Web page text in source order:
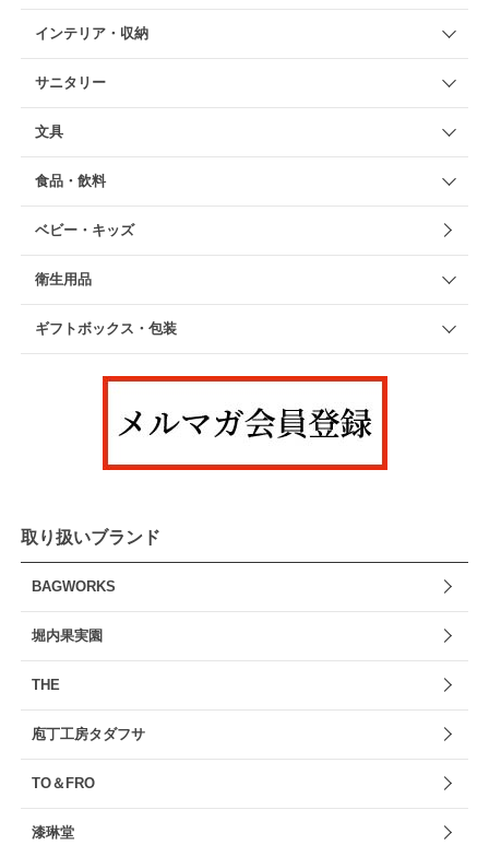
インテリア・収納
サニタリー
文具
食品・飲料
ベビー・キッズ
衛生用品
ギフトボックス・包装
取り扱いブランド
BAGWORKS
堀内果実園
THE
庖丁工房タダフサ
TO＆FRO
漆琳堂